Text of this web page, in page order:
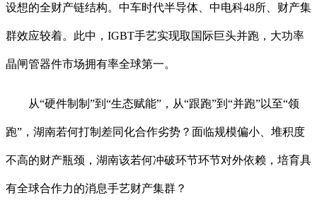
设想的全财产链结构。中车时代半导体、中电科48所、财产集
群效应较着。此中，IGBT手艺实现取国际巨头并跑，大功率
晶闸管器件市场拥有率全球第一。
从“硬件制制”到“生态赋能”，从“跟跑”到“并跑”以至“领
跑”，湖南若何打制差同化合作劣势？面临规模偏小、堆积度
不高的财产瓶颈，湖南该若何冲破环节环节对外依赖，培育具
有全球合作力的消息手艺财产集群？